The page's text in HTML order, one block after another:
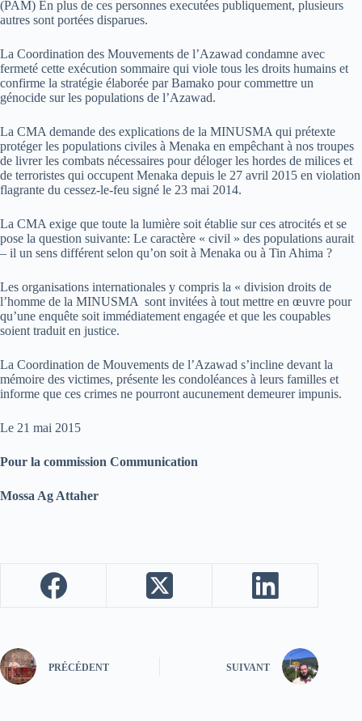
(PAM) En plus de ces personnes executées publiquement, plusieurs
autres sont portées disparues.
La Coordination des Mouvements de l’Azawad condamne avec
fermeté cette exécution sommaire qui viole tous les droits humains et
confirme la stratégie élaborée par Bamako pour commettre un
génocide sur les populations de l’Azawad.
La CMA demande des explications de la MINUSMA qui prétexte
protéger les populations civiles à Menaka en empêchant à nos troupes
de livrer les combats nécessaires pour déloger les hordes de milices et
de terroristes qui occupent Menaka depuis le 27 avril 2015 en violation
flagrante du cessez-le-feu signé le 23 mai 2014.
La CMA exige que toute la lumière soit établie sur ces atrocités et se
pose la question suivante: Le caractère « civil » des populations aurait
– il un sens différent selon qu’on soit à Menaka ou à Tin Ahima ?
Les organisations internationales y compris la « division droits de
l’homme de la MINUSMA sont invitées à tout mettre en œuvre pour
qu’une enquête soit immédiatement engagée et que les coupables
soient traduit en justice.
La Coordination de Mouvements de l’Azawad s’incline devant la
mémoire des victimes, présente les condoléances à leurs familles et
informe que ces crimes ne pourront aucunement demeurer impunis.
Le 21 mai 2015
Pour la commission Communication
Mossa Ag Attaher
PRÉCÉDENT SUIVANT